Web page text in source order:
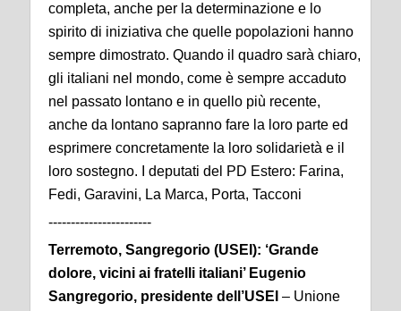
completa, anche per la determinazione e lo
spirito di iniziativa che quelle popolazioni hanno
sempre dimostrato. Quando il quadro sarà chiaro,
gli italiani nel mondo, come è sempre accaduto
nel passato lontano e in quello più recente,
anche da lontano sapranno fare la loro parte ed
esprimere concretamente la loro solidarietà e il
loro sostegno.
I deputati del PD Estero: Farina,
Fedi, Garavini, La Marca, Porta, Tacconi
-----------------------
Terremoto, Sangregorio (USEI): ‘Grande
dolore, vicini ai fratelli italiani’ Eugenio
Sangregorio, presidente dell’USEI – Unione